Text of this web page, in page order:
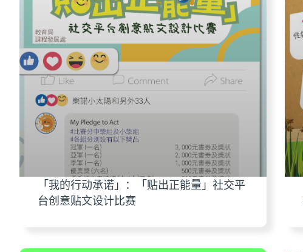
「我的行动承诺」：「贴出正能量」社交平
台创意贴文设计比赛